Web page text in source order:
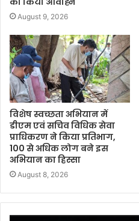
August 9, 2026
विशेष स्वच्छता अभियान में
डीएम एवं सचिव विधिक सेवा
प्राधिकरण ने किया प्रतिभाग,
100 से अधिक लोग बने इस
अभियान का हिस्सा
August 8, 2026